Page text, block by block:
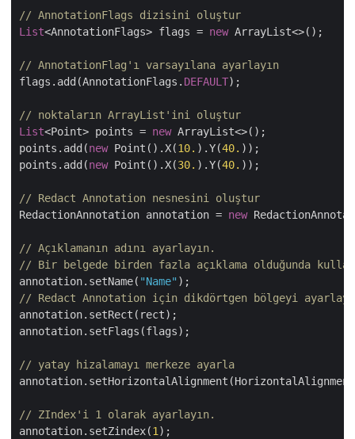
// AnnotationFlags dizisini oluştur
List<AnnotationFlags> flags = new ArrayList<>();
// AnnotationFlag'ı varsayılana ayarlayın
flags.add(AnnotationFlags. DEFAULT);
// noktaların ArrayList'ini oluştur
List<Point> points = new ArrayList<>();
points.add(new Point().X(10. ).Y(40. ));
points.add(new Point().X(30. ).Y(40. ));
// Redact Annotation nesnesini oluştur
RedactionAnnotation annotation = new
// Açıklamanın adını ayarlayın.
// Bir belgede birden fazla açıklama olduğunda
annotation.setName( "Name"
// Redact Annotation için dikdörtgen bölgeyi
annotation.setRect(rect);
annotation.setFlags(flags);
// yatay hizalamayı merkeze ayarla
// ZIndex'i 1 olarak ayarlayın.
annotation.setZindex(1);